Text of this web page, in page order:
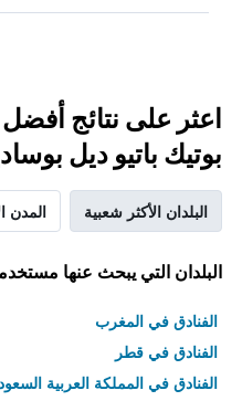
اعثر على نتائج
بوتيك باتيو ديل
البلدان الأكثر شعبية المدن
البلدان التي يبحث عنها
الفنادق في المغرب
الفنادق في قطر
الفنادق في المملكة العربية